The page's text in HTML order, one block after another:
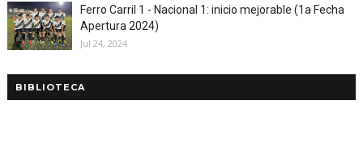
Ferro Carril 1 - Nacional 1: inicio mejorable (1a Fecha
Apertura 2024)
Jul 24, 2024
BIBLIOTECA